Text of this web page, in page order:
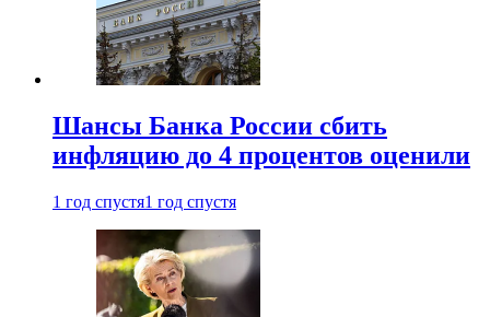
Шансы Банка России сбить
инфляцию до 4 процентов оценили
1 год спустя1 год спустя